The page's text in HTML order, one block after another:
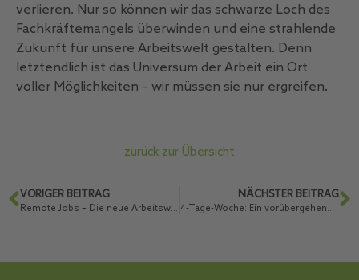
verlieren. Nur so können wir das schwarze Loch des
Fachkräftemangels überwinden und eine strahlende
Zukunft für unsere Arbeitswelt gestalten. Denn
letztendlich ist das Universum der Arbeit ein Ort
voller Möglichkeiten – wir müssen sie nur ergreifen.
zurück zur Übersicht
VORIGER BEITRAG NÄCHSTER BEITRAG